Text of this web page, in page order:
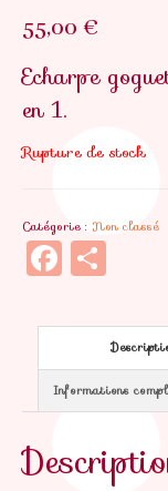
55,00 €
Echarpe
en 1.
Rupture de stock
Catégorie : Non classé
Informations